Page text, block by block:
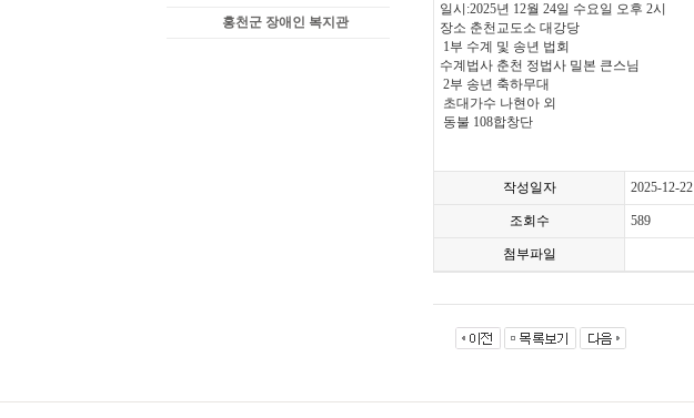
홍천군 장애인 복지관
일시:2025년 12월 24일 수요일 오후 2시
장소 춘천교도소 대강당
1부 수계 및 송년 법회
수계법사 춘천 정법사 밀본 큰스님
2부 송년 축하무대
초대가수 나현아 외
동불 108합창단
작성일자 2025-12-22
조회수 589
첨부파일